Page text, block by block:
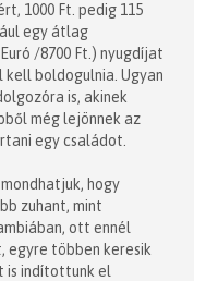
1000 Ft. pedig 115
egy átlag
/8700 Ft.) nyugdíjat
kell boldogulnia. Ugyan
is, akinek
még lejönnek az
egy családot.
hogy
zuhant, mint
ott ennél
egyre többen keresik
is indítottunk el